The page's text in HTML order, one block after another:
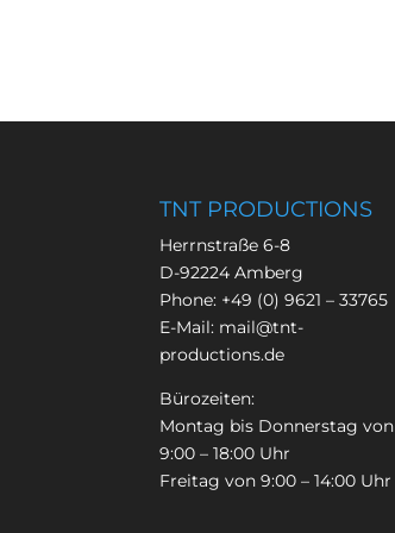
TNT PRODUCTIONS
Herrnstraße 6-8
D-92224 Amberg
Phone: +49 (0) 9621 – 33765
E-Mail: mail@tnt-
productions.de
Bürozeiten:
Montag bis Donnerstag von
9:00 – 18:00 Uhr
Freitag von 9:00 – 14:00 Uhr